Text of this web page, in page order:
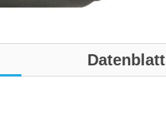
Datenblatt